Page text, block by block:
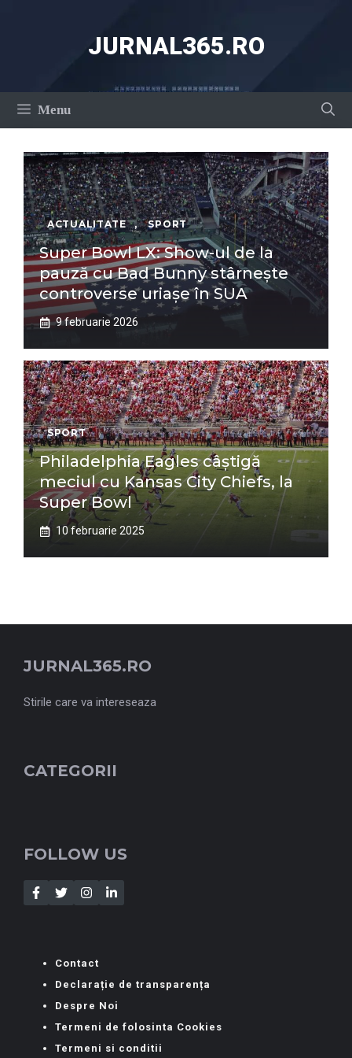
JURNAL365.RO
Menu
ACTUALITATE , SPORT
Super Bowl LX: Show-ul de la
pauză cu Bad Bunny stârnește
controverse uriașe în SUA
9 februarie 2026
SPORT
Philadelphia Eagles câștigă
meciul cu Kansas City Chiefs, la
Super Bowl
10 februarie 2025
JURNAL365.RO
Stirile care va intereseaza
CATEGORII
FOLLOW US
Contact
Declarație de transparența
Despre Noi
Termeni de folosinta Cookies
Termeni si conditii